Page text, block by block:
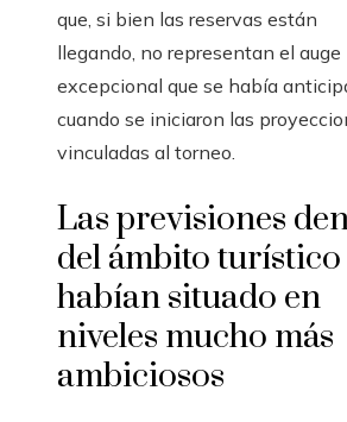
que, si bien las reservas están
llegando, no representan el auge
excepcional que se había
cuando se iniciaron las
vinculadas al torneo.
Las previsiones
del ámbito turístico
habían situado en
niveles mucho más
ambiciosos